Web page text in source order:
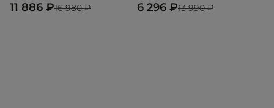
16 980 ₽
11 886 ₽ 13 990 ₽
6 296 ₽